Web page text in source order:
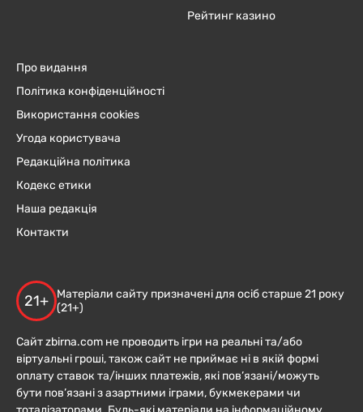
Рейтинг казино
Про видання
Політика конфіденційності
Використання cookies
Угода користувача
Редакційна політика
Кодекс етики
Наша редакція
Контакти
21+
Матеріали сайту призначені для осіб старше 21 року
(21+)
Сайт zbirna.com не проводить ігри на реальні та/або
віртуальні гроші, також сайт не приймає ні в якій формі
оплату ставок та/інших платежів, які пов’язані/можуть
бути пов’язані з азартними іграми, букмекерами чи